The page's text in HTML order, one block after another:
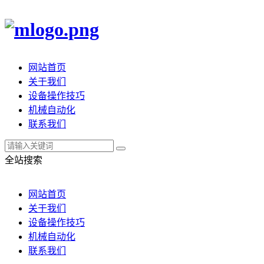
网站首页
关于我们
设备操作技巧
机械自动化
联系我们
全站搜索
网站首页
关于我们
设备操作技巧
机械自动化
联系我们